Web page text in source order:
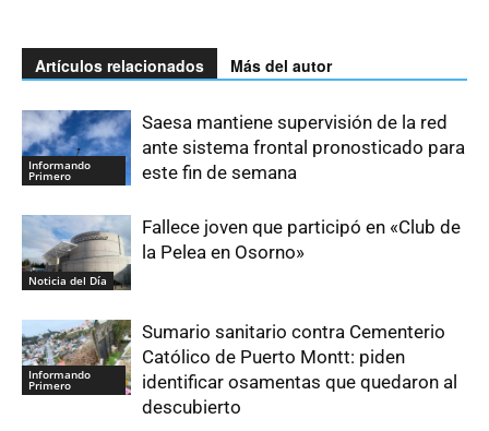
Artículos relacionados Más del autor
Informando
Primero
Saesa mantiene supervisión de la red
ante sistema frontal pronosticado para
este fin de semana
Noticia del Día
Fallece joven que participó en «Club de
la Pelea en Osorno»
Informando
Primero
Sumario sanitario contra Cementerio
Católico de Puerto Montt: piden
identificar osamentas que quedaron al
descubierto